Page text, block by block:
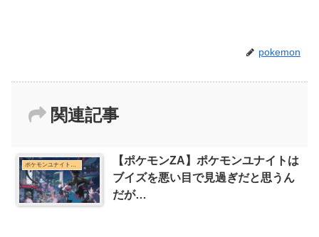
pokemon
関連記事
ポケモンユナイトまとめ
【ポケモンZA】ポケモンユナイトは
ブイズを悪い目で見過ぎだと思うん
だが…